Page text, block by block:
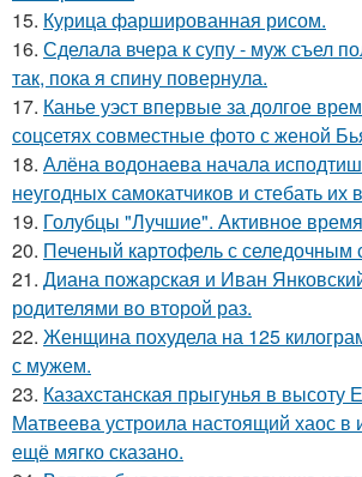
15. Курица фаршированная рисом.
16. Сделала вчера к супу - муж съел
так, пока я спину повернула.
17. Канье уэст впервые за долгое
соцсетях совместные фото с женой
18. Алёна водонаева начала
неугодных самокатчиков и стебать их
19. Голубцы "Лучшие". Активное
20. Печеный картофель с селедочным
21. Диана пожарская и Иван
родителями во второй раз.
22. Женщина похудела на 125
с мужем.
23. Казахстанская прыгунья в высоту
Матвеева устроила настоящий хаос в
ещё мягко сказано.